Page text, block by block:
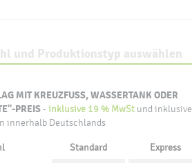
und Produktionstyp auswählen
MIT KREUZFUSS, WASSERTANK ODER B
-PREIS -inklusive 19 % MwSt und inklusive
innerhalb Deutschlands
Standard
Express